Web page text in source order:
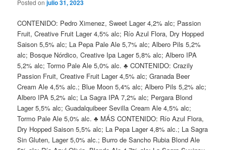
Posted onjulio 31, 2023
CONTENIDO: Pedro Ximenez, Sweet Lager 4,2% alc; Passion
Fruit, Creative Fruit Lager 4,5% alc; Río Azul Flora, Dry Hopped
Saison 5,5% alc; La Pepa Pale Ale 5,7% alc; Albero Pils 5,2%
alc; Bosque Nórdico, Creative Ipa Lager 5,8% alc; Albero IPA
5,2% alc; Tormo Pale Ale 5,0% alc. ♣ CONTENIDO: Crazily
Passion Fruit, Creative Fruit Lager 4,5% alc; Granada Beer
Cream Ale 4,5% alc.; Blue Moon 5,4% alc; Albero Pils 5,2% alc;
Albero IPA 5,2% alc; La Sagra IPA 7,2% alc; Pergara Blond
Lager 5,5% alc; Guadalquibeer Sevilla Cream Ale 4,5% alc;
Tormo Pale Ale 5,0% alc. ♣ MÁS CONTENIDO: Río Azul Flora,
Dry Hopped Saison 5,5% alc; La Pepa Lager 4,8% alc.; La Sagra
Sin Gluten, Lager 5,0% alc.; Burro de Sancho Rubia Blond Ale